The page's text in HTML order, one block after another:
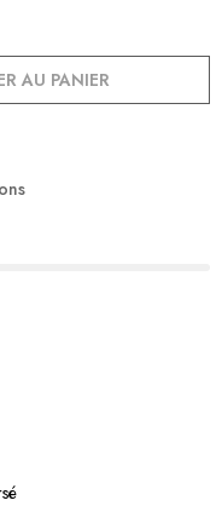
AU PANIER